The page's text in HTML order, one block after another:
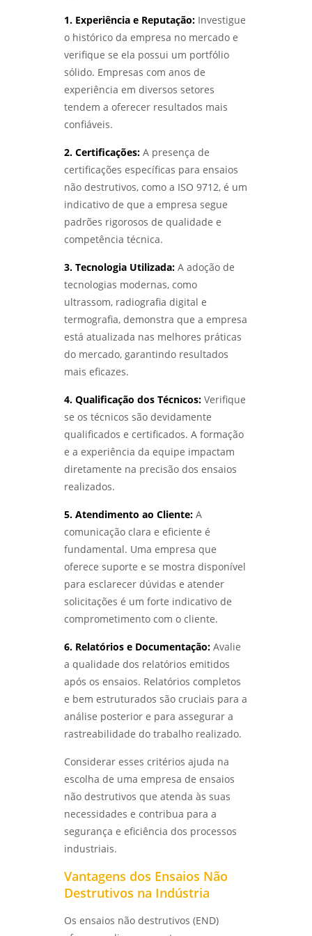
SP: GUIA COMPLETO - LABMETAL
ANÁLISE DE FALHAS PARA MANUTENÇÃO EM
SÃO PAULO: GUIA COMPLETO - LABMETAL
ENTENDA O ENSAIO DE CORROSÃO
ACELERADA EM SP E SEUS BENEFÍCIOS -
ENSAIO DE CORROSÃO POR PITE EM SÃO
PAULO E SUAS IMPLICAÇÕES - LABMETAL
LABORATÓRIO METALÚRGICO: INOVAÇÕES
QUE TRANSFORMAM O FUTURO DA INDÚSTRIA
- LABMETAL
DO AÇO: SEGREDOS PARA MATERIAIS DE ALTA
PERFORMANCE - LABMETAL
DESVENDANDO MISTÉRIOS: COMO A ANÁLISE
DE FALHAS TRANSFORMA EQUIPAMENTOS DE
PROCESSO - LABMETAL
DESCUBRA OS SEGREDOS DO LABORATÓRIO
METALOGRÁFICO E TRANSFORME SEUS
DESVENDANDO OS SEGREDOS DA ANÁLISE
METALOGRÁFICA DE METAIS PARA INOVAÇÕES
INDUSTRIAIS - LABMETAL
DESVENDANDO O ENSAIO METALOGRÁFICO: A
CHAVE PARA MATERIAIS DE ALTA
DESCUBRA OS SEGREDOS DO LABORATÓRIO
DE METALOGRAFIA E TRANSFORME SEUS
PROJETOS - LABMETAL
QUEBRA EFICIENTE - LABMETAL
ELÉTRICOS: TÉCNICAS E IMPORTÂNCIA -
LABMETAL
COMO REALIZAR O ENSAIO DE CORROSÃO POR
- LABMETAL
ANÁLISE DE FALHAS EM ROLAMENTOS EM SP:
SOLUÇÕES E MELHORES PRÁTICAS - LABMETAL
ANÁLISE DE FALHAS EM ENGRENAGENS:
IDENTIFIQUE PROBLEMAS ANTES QUE
DESVENDANDO OS SEGREDOS DOS ENSAIOS
LABMETAL
Laboratório de ensaios
Laboratório de ensaios mecânicos
Laboratório de ensaios mecânicos e
materiais
Laboratório de ensaios mecânicos e
Laboratório de ensaios mecânicos sp
Laboratório metalográfico
Qualificação de soldadores
Serviço de qualificação de soldador
analise de quebra de parafusos
análise de falhas em engrenagens
análise de falhas em engrenagens em sp
análise de falhas em equipamentos
análise de falhas em rolamentos em sp
paulo
análise de falhas para manutenção em
sp
análise de falhas para manutenção em
são paulo
análise do tipo de quebra
ensaio de corrosão acelerada
ensaio de corrosão acelerada em sp
paulo
ensaio de corrosão intergranular
ensaio de corrosão intergranular em são
paulo
ensaio de corrosão por pite em sp
ensaio de corrosão por pite em são
paulo
1. Experiência e Reputação:Investigue
o histórico da empresa no mercado e
verifique se ela possui um portfólio
sólido. Empresas com anos de
experiência em diversos setores
tendem a oferecer resultados mais
confiáveis.
2. Certificações:A presença de
certificações específicas para ensaios
não destrutivos, como a ISO 9712, é um
indicativo de que a empresa segue
padrões rigorosos de qualidade e
competência técnica.
3. Tecnologia Utilizada:A adoção de
tecnologias modernas, como
ultrassom, radiografia digital e
termografia, demonstra que a empresa
está atualizada nas melhores práticas
do mercado, garantindo resultados
mais eficazes.
4. Qualificação dos Técnicos:Verifique
se os técnicos são devidamente
qualificados e certificados. A formação
e a experiência da equipe impactam
diretamente na precisão dos ensaios
realizados.
5. Atendimento ao Cliente:A
comunicação clara e eficiente é
fundamental. Uma empresa que
oferece suporte e se mostra disponível
para esclarecer dúvidas e atender
solicitações é um forte indicativo de
comprometimento com o cliente.
6. Relatórios e Documentação:Avalie
a qualidade dos relatórios emitidos
após os ensaios. Relatórios completos
e bem estruturados são cruciais para a
análise posterior e para assegurar a
rastreabilidade do trabalho realizado.
Considerar esses critérios ajuda na
escolha de uma empresa de ensaios
não destrutivos que atenda às suas
necessidades e contribua para a
segurança e eficiência dos processos
industriais.
Vantagens dos Ensaios Não
Destrutivos na Indústria
Os ensaios não destrutivos (END)